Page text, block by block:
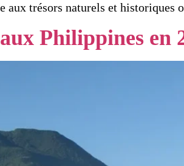
aux trésors naturels et
Philippines en